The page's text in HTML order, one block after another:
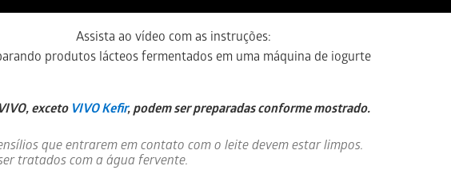
Assista ao vídeo com as instruções:
produtos lácteos fermentados em uma máquina de iogurte
exceto VIVO Kefir, podem ser preparadas conforme mostrado.
que entrarem em contato com o leite devem estar limpos.
tratados com a água fervente.